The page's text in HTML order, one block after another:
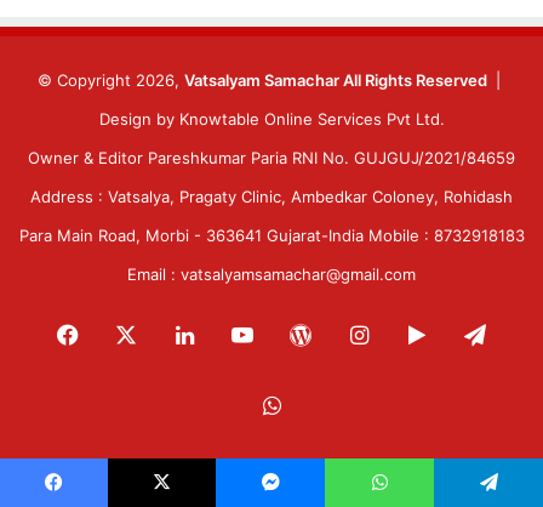
© Copyright 2026, Vatsalyam Samachar All Rights Reserved
Design by Knowtable Online Services Pvt Ltd.
Owner & Editor Pareshkumar Paria RNI No. GUJGUJ/2021/84659
Address : Vatsalya, Pragaty Clinic, Ambedkar Coloney, Rohidash
Para Main Road, Morbi - 363641 Gujarat-India Mobile : 8732918183
Email : vatsalyamsamachar@gmail.com
Facebook LinkedInYouTubeWordPressInstagram
Google
WhatsApp